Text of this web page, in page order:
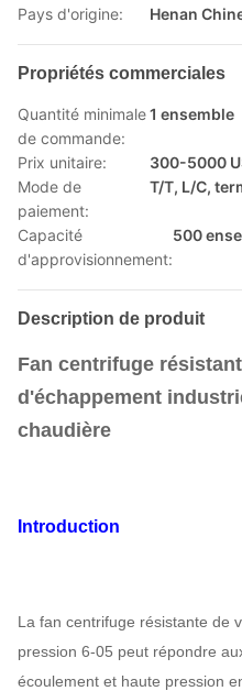
Pays d'origine:
Henan
Propriétés commerciales
Quantité minimale
de commande:
1 ensemble
Prix unitaire:
300-5000
Mode de
paiement:
T/T, L/C,
Capacité
d'approvisionnement:
500
Description de produit
Fan centrifuge
d'échappement
chaudière
Introduction
La fan centrifuge résistante de
pression 6-05 peut répondre
écoulement et haute pression